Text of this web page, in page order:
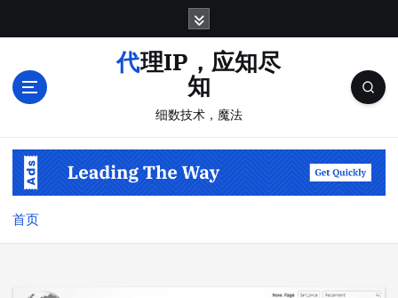
代理IP，应知尽
知
细数技术，魔法
首页